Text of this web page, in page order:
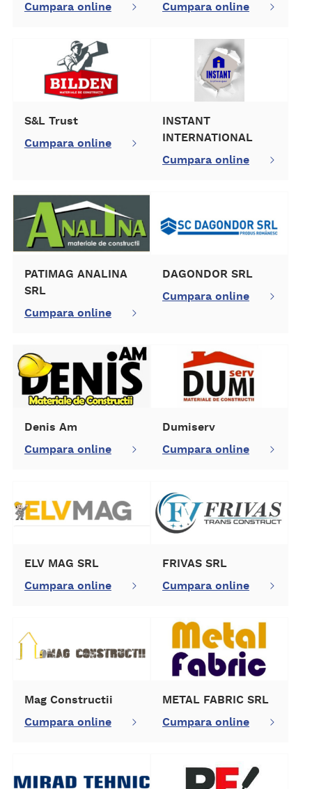
Cumpara online
Cumpara online
S&L Trust
Cumpara online
INSTANT
INTERNATIONAL
Cumpara online
PATIMAG ANALINA
SRL
Cumpara online
DAGONDOR SRL
Cumpara online
Denis Am
Cumpara online
Dumiserv
Cumpara online
ELV MAG SRL
Cumpara online
FRIVAS SRL
Cumpara online
Mag Constructii
Cumpara online
METAL FABRIC SRL
Cumpara online